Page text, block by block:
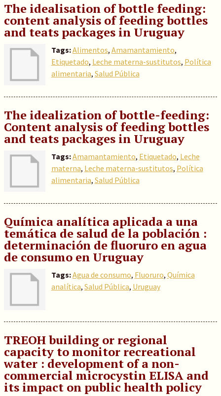
The idealisation of bottle feeding:
content analysis of feeding bottles
and teats packages in Uruguay
Tags:Alimentos, Amamantamiento,
Etiquetado, Leche materna-sustitutos, Política
alimentaria, Salud Pública
The idealization of bottle-feeding:
Content analysis of feeding bottles
and teats packages in Uruguay
Tags:Amamantamiento, Etiquetado, Leche
materna, Leche materna-sustitutos, Política
alimentaria, Salud Pública
Química analítica aplicada a una
temática de salud de la población :
determinación de fluoruro en agua
de consumo en Uruguay
Tags:Agua de consumo, Fluoruro, Química
analítica, Salud Pública, Uruguay
TREOH building or regional
capacity to monitor recreational
water : development of a non-
commercial microcystin ELISA and
its impact on public health policy